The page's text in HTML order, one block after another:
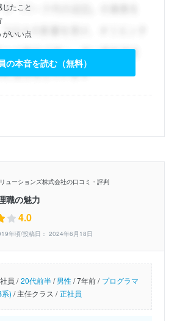
たこと
いい点
の本音を読む（無料）
ューションズ株式会社の口コミ・評判
職の魅力
4.0
年頃/投稿日： 2024年6月18日
員 / 20代前半/男性/7年前 / プログラマ
) /主任クラス / 正社員